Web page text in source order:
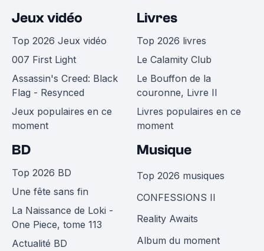
Jeux vidéo
Top 2026 Jeux vidéo
007 First Light
Assassin's Creed: Black
Flag - Resynced
Jeux populaires en ce
moment
Livres
Top 2026 livres
Le Calamity Club
Le Bouffon de la
couronne, Livre II
Livres populaires en ce
moment
BD
Top 2026 BD
Une fête sans fin
La Naissance de Loki -
One Piece, tome 113
Actualité BD
Musique
Top 2026 musiques
CONFESSIONS II
Reality Awaits
Album du moment